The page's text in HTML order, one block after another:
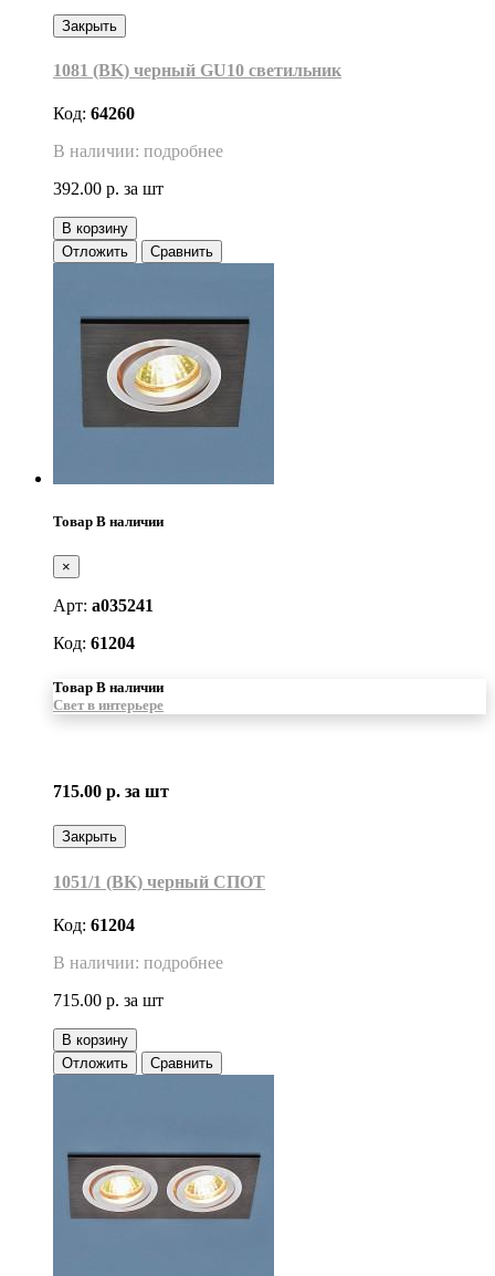
Закрыть
1081 (BK) черный GU10 светильник
Код: 64260
В наличии: подробнее
392.00 р. за шт
В корзину
Отложить
Сравнить
Товар В наличии
×
Арт: a035241
Код: 61204
Товар В наличии
Свет в интерьере
715.00 р. за шт
Закрыть
1051/1 (BK) черный СПОТ
Код: 61204
В наличии: подробнее
715.00 р. за шт
В корзину
Отложить
Сравнить